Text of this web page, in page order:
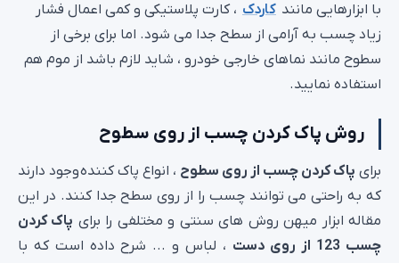
با ابزارهایی مانند کاردک ، کارت پلاستیکی و کمی اعمال فشار
زیاد چسب به آرامی از سطح جدا می شود. اما برای برخی از
سطوح مانند نماهای خارجی خودرو ، شاید لازم باشد از موم هم
استفاده نمایید.
روش پاک کردن چسب از روی سطوح
برای پاک کردن چسب از روی سطوح ، انواع پاک کننده وجود دارند
که به راحتی می توانند چسب را از روی سطح جدا کنند. در این
مقاله ابزار میهن روش های سنتی و مختلفی را برای پاک کردن
چسب 123 از روی دست
، لباس و ... شرح داده است که با